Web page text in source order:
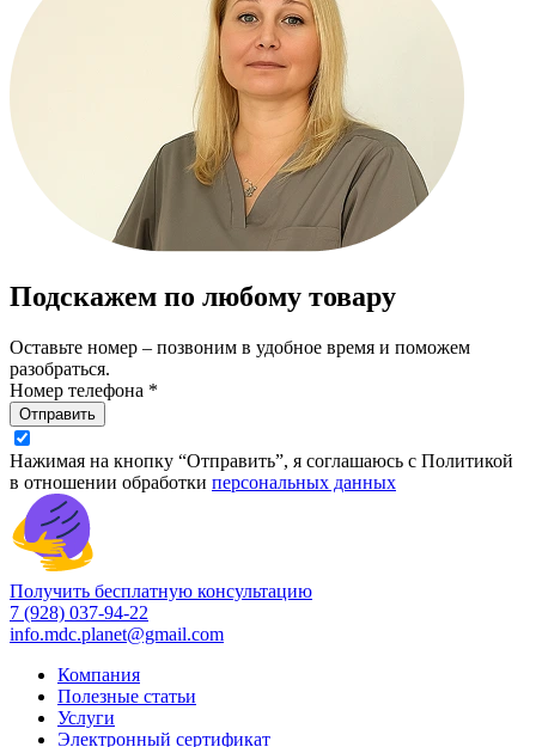
Подскажем по любому товару
Оставьте номер – позвоним в удобное время и поможем
разобраться.
Номер телефона *
Отправить
Нажимая на кнопку “Отправить”, я соглашаюсь с Политикой
в отношении обработки персональных данных
Получить бесплатную консультацию
7 (928) 037-94-22
info.mdc.planet@gmail.com
Компания
Полезные статьи
Услуги
Электронный сертификат